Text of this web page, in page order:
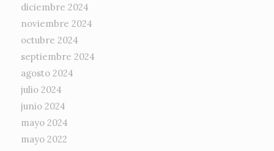
diciembre 2024
noviembre 2024
octubre 2024
septiembre 2024
agosto 2024
julio 2024
junio 2024
mayo 2024
mayo 2022